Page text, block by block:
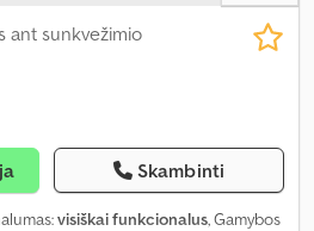
ant sunkvežimio
Skambinti
visiškai funkcionalus, Gamybos